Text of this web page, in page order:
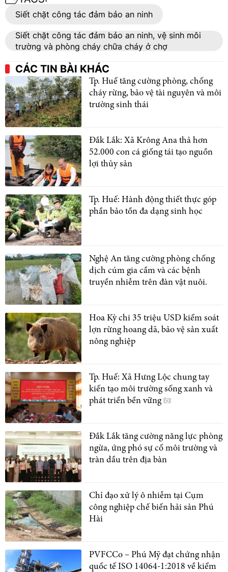
Siết chặt công tác đảm bảo an ninh
Siết chặt công tác đảm bảo an ninh, vệ sinh môi
trường và phòng cháy chữa cháy ở chợ
CÁC TIN BÀI KHÁC
Tp. Huế tăng cường phòng, chống
cháy rừng, bảo vệ tài nguyên và môi
trường sinh thái
Đắk Lắk: Xã Krông Ana thả hơn
52.000 con cá giống tái tạo nguồn
lợi thủy sản
Tp. Huế: Hành động thiết thực góp
phần bảo tồn đa dạng sinh học
Nghệ An tăng cường phòng chống
dịch cúm gia cầm và các bệnh
truyền nhiễm trên đàn vật nuôi.
Hoa Kỳ chi 35 triệu USD kiểm soát
lợn rừng hoang dã, bảo vệ sản xuất
nông nghiệp
Tp. Huế: Xã Hưng Lộc chung tay
kiến tạo môi trường sống xanh và
phát triển bền vững
Đắk Lắk tăng cường năng lực phòng
ngừa, ứng phó sự cố môi trường và
tràn dầu trên địa bàn
Chỉ đạo xử lý ô nhiễm tại Cụm
công nghiệp chế biến hải sản Phú
Hài
PVFCCo – Phú Mỹ đạt chứng nhận
quốc tế ISO 14064-1:2018 về kiểm